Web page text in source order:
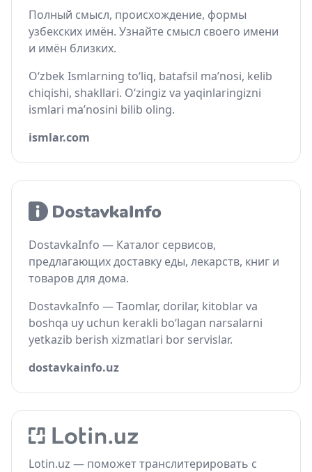
Полный смысл, происхождение, формы
узбекских имён. Узнайте смысл своего имени
и имён близких.
O‘zbek Ismlarning to‘liq, batafsil ma’nosi, kelib
chiqishi, shakllari. O‘zingiz va yaqinlaringizni
ismlari ma’nosini bilib oling.
ismlar.com
DostavkaInfo — Каталог сервисов,
предлагающих доставку еды, лекарств, книг и
товаров для дома.
DostavkaInfo — Taomlar, dorilar, kitoblar va
boshqa uy uchun kerakli bo‘lagan narsalarni
yetkazib berish xizmatlari bor servislar.
dostavkainfo.uz
Lotin.uz — поможет транслитерировать с